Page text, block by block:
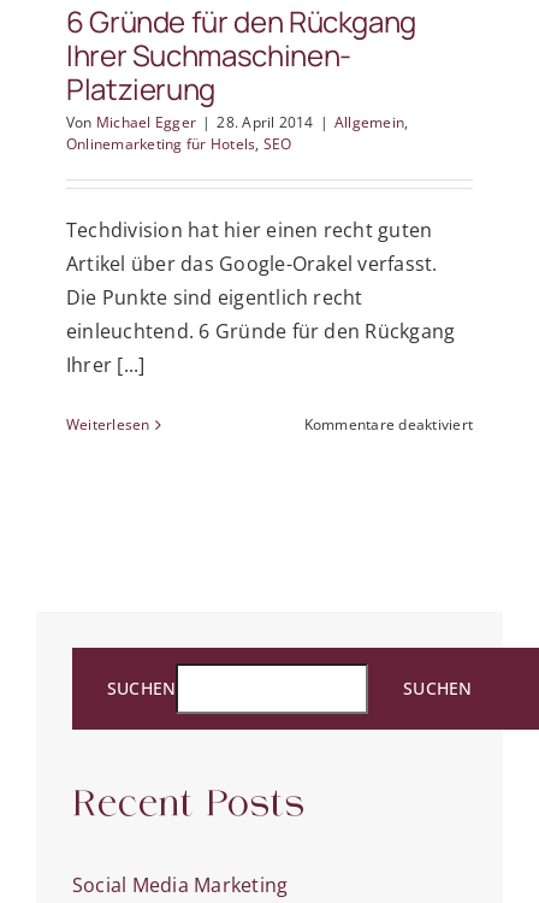
6 Gründe für den Rückgang
Ihrer Suchmaschinen-
Platzierung
Von Michael Egger | 28. April 2014 | Allgemein,
Onlinemarketing für Hotels, SEO
Techdivision hat hier einen recht guten
Artikel über das Google-Orakel verfasst.
Die Punkte sind eigentlich recht
einleuchtend. 6 Gründe für den Rückgang
Ihrer [...]
Weiterlesen Kommentare deaktiviertfür
SUCHEN SUCHEN
Recent Posts
Social Media Marketing